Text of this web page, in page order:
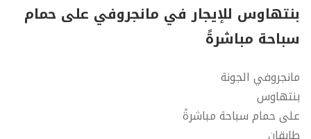
بنتهاوس للإيجار في مانجروفي على حمام
سباحة مباشرةً
مانجروفي الجونة
بنتهاوس
على حمام سباحة مباشرةً